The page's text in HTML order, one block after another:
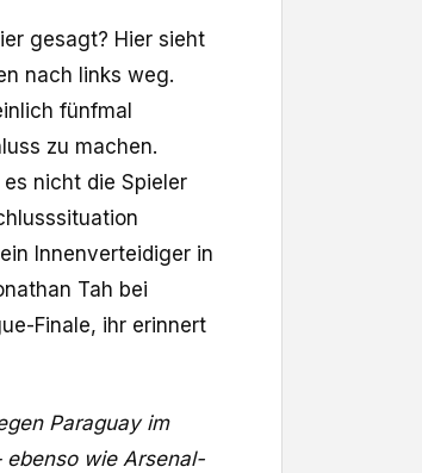
gesagt? Hier sieht
nach links weg.
fünfmal
zu machen.
nicht die Spieler
Innenverteidiger in
Tah bei
Finale, ihr erinnert
Paraguay im
ebenso wie Arsenal-